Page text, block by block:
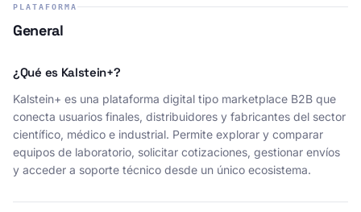
PLATAFORMA
General
¿Qué es Kalstein+?
Kalstein+ es una plataforma digital tipo marketplace B2B que
conecta usuarios finales, distribuidores y fabricantes del sector
científico, médico e industrial. Permite explorar y comparar
equipos de laboratorio, solicitar cotizaciones, gestionar envíos
y acceder a soporte técnico desde un único ecosistema.